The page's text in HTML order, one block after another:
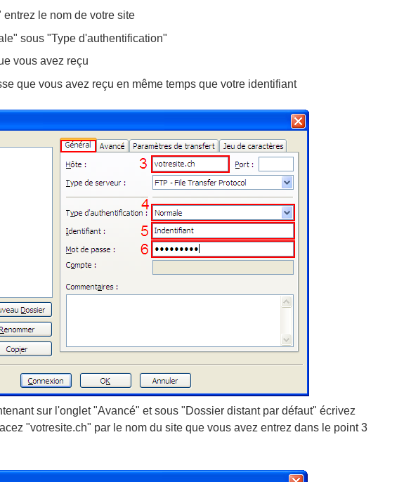
le nom de votre site
sous "Type d'authentification"
vous avez reçu
que vous avez reçu en même temps que votre identifiant
sur l'onglet "Avancé" et sous "Dossier distant par défaut" écrivez
"votresite.ch" par le nom du site que vous avez entrez dans le point 3